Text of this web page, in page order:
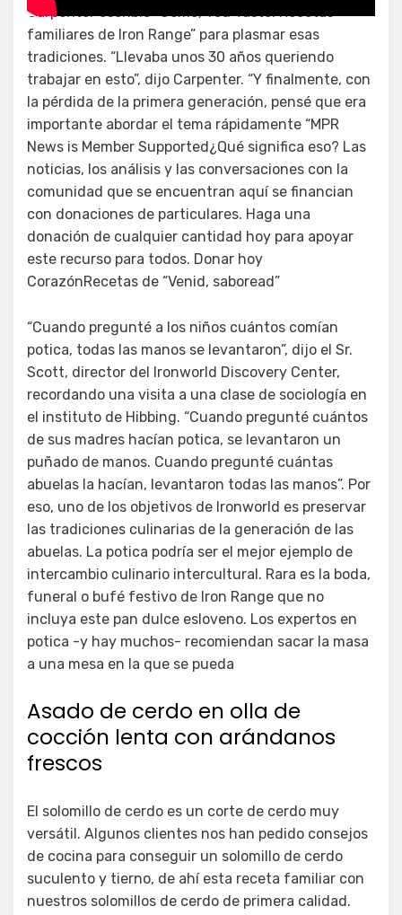
Carpenter escribió “Come, You Taste: Recetas
familiares de Iron Range” para plasmar esas
tradiciones. “Llevaba unos 30 años queriendo
trabajar en esto”, dijo Carpenter. “Y finalmente, con
la pérdida de la primera generación, pensé que era
importante abordar el tema rápidamente “MPR
News is Member Supported¿Qué significa eso? Las
noticias, los análisis y las conversaciones con la
comunidad que se encuentran aquí se financian
con donaciones de particulares. Haga una
donación de cualquier cantidad hoy para apoyar
este recurso para todos. Donar hoy
CorazónRecetas de “Venid, saboread”
“Cuando pregunté a los niños cuántos comían
potica, todas las manos se levantaron”, dijo el Sr.
Scott, director del Ironworld Discovery Center,
recordando una visita a una clase de sociología en
el instituto de Hibbing. “Cuando pregunté cuántos
de sus madres hacían potica, se levantaron un
puñado de manos. Cuando pregunté cuántas
abuelas la hacían, levantaron todas las manos”. Por
eso, uno de los objetivos de Ironworld es preservar
las tradiciones culinarias de la generación de las
abuelas. La potica podría ser el mejor ejemplo de
intercambio culinario intercultural. Rara es la boda,
funeral o bufé festivo de Iron Range que no
incluya este pan dulce esloveno. Los expertos en
potica -y hay muchos- recomiendan sacar la masa
a una mesa en la que se pueda
Asado de cerdo en olla de
cocción lenta con arándanos
frescos
El solomillo de cerdo es un corte de cerdo muy
versátil. Algunos clientes nos han pedido consejos
de cocina para conseguir un solomillo de cerdo
suculento y tierno, de ahí esta receta familiar con
nuestros solomillos de cerdo de primera calidad.